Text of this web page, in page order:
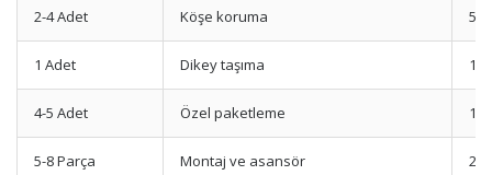
2-4 Adet Köşe koruma
1 Adet Dikey taşıma
4-5 Adet Özel paketleme
5-8 Parça Montaj ve asansör